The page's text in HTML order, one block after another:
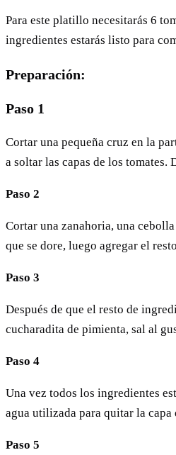
Para este platillo necesitarás 6
ingredientes estarás listo para
Preparación:
Paso 1
Cortar una pequeña cruz en la
a soltar las capas de los
Paso 2
Cortar una zanahoria, una
que se dore, luego agregar el
Paso 3
Después de que el resto de
cucharadita de pimienta, sal al
Paso 4
Una vez todos los ingredientes
agua utilizada para quitar la
Paso 5